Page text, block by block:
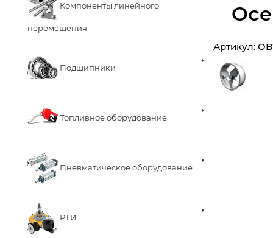
Компоненты линейного
перемещения
Подшипники
Топливное оборудование
Пневматическое оборудование
РТИ
Артикул: